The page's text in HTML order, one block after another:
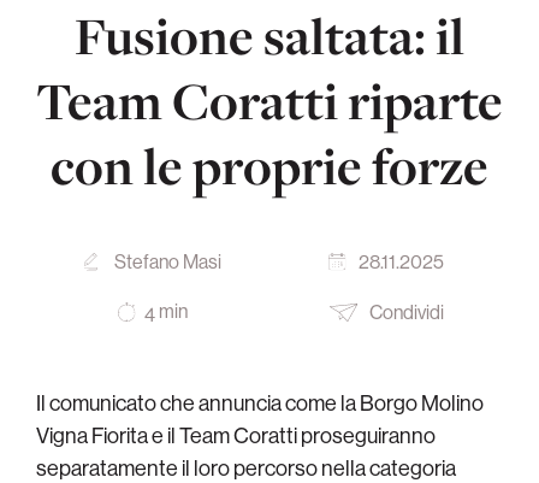
Fusione saltata: il
Team Coratti riparte
con le proprie forze
Stefano Masi 28.11.2025
4 min Condividi
Il comunicato che annuncia come la Borgo Molino
Vigna Fiorita e il Team Coratti proseguiranno
separatamente il loro percorso nella categoria